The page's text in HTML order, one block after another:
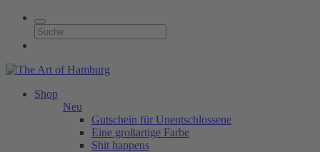
Shop
Neu
Gutschein für Unentschlossene
Eine großartige Farbe
Shit happens